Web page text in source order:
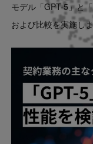
モデル「GPT-5」と
および比較を実施し